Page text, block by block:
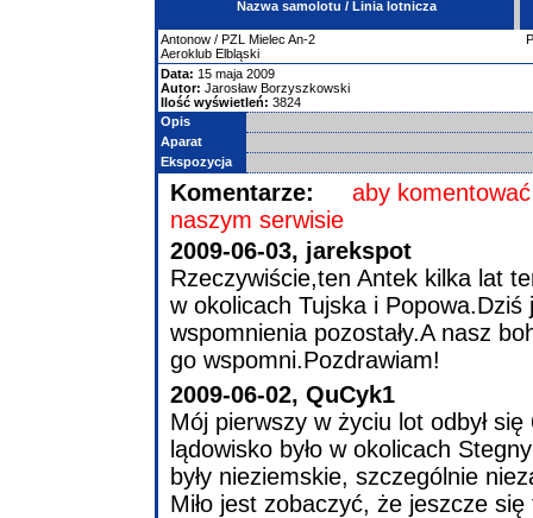
Nazwa samolotu / Linia lotnicza
Antonow / PZL Mielec An-2
Aeroklub Elbląski
Data: 15 maja 2009
Autor: Jarosław Borzyszkowski
Ilość wyświetleń: 3824
Opis
Aparat
Ekspozycja
Komentarze:
aby
naszym serwisie
2009-06-03, jarekspot
Rzeczywiście,ten Antek kilka lat
w okolicach Tujska i
wspomnienia pozostały.A nasz
go wspomni.Pozdrawiam!
2009-06-02, QuCyk1
Mój pierwszy w życiu lot odbył
lądowisko było w okolicach
były nieziemskie, szczególnie
Miło jest zobaczyć, że jeszcze